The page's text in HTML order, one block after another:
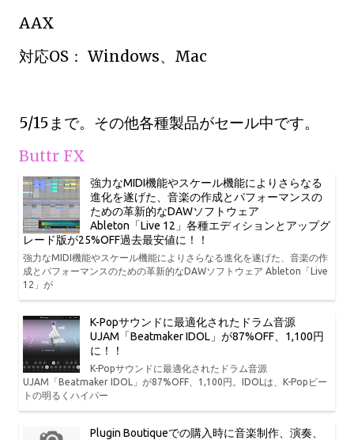
AAX
対応OS： Windows、Mac
5/15まで。その他各種製品がセール中です。
Buttr FX
強力なMIDI機能やスケール機能によりさらなる
進化を遂げた、音楽の作成とパフォーマンスの
ための革新的なDAWソフトウェア
Ableton「Live 12」各種エディションとアップグ
レード版が25%OFF過去最安値に！！
強力なMIDI機能やスケール機能によりさらなる進化を遂げた、音楽の作
成とパフォーマンスのための革新的なDAWソフトウェア Ableton「Live
12」が
K-Popサウンドに最適化されたドラム音源
UJAM「Beatmaker IDOL」が87%OFF、1,100円
に！！
K-Popサウンドに最適化されたドラム音源
UJAM「Beatmaker IDOL」が87%OFF、1,100円。IDOLは、K-Popビー
トの明るくハイパー
Plugin Boutiqueでの購入時に音楽制作、演奏、